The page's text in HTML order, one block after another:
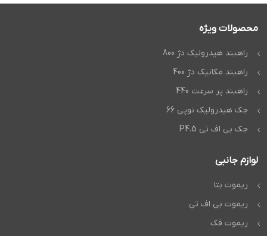
محصولات ویژه
راهبند هیدرولیک دژ 800
راهبند مکانیک دژ 400
راهبند پر سرعت 440
جک هیدرولیک نوپی 66
جک بی اف تی P4.5
لوازم جانبی
ریموت بتا
ریموت بی اف تی
ریموت فک